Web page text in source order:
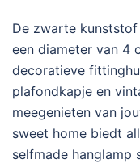
De zwarte
een diameter van 4
decoratieve
plafondkapje en
meegenieten van
sweet home biedt
selfmade hanglamp